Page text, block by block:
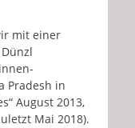
mit einer
Pradesh in
August 2013,
Mai 2018).